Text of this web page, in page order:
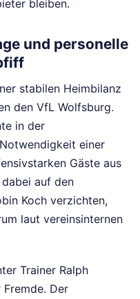
bleiben.
und personelle
stabilen Heimbilanz
den VfL Wolfsburg.
in der
einer
Gäste aus
auf den
Koch verzichten,
laut vereinsinternen
Trainer Ralph
Der